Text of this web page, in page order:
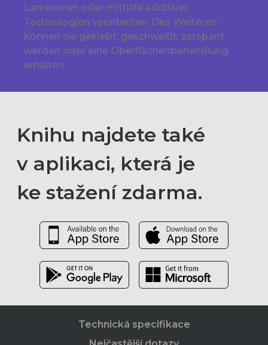
Laminieren oder mithilfe additiver
Technologien verarbeiten. Des Weiteren
können sie geklebt, geschweißt, zerspant
werden oder eine Oberflächenbehandlung
erhalten.
Knihu najdete také
v aplikaci, která je
ke stažení zdarma.
Technická specifikace